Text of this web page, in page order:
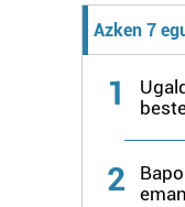
Azken 7
1
2